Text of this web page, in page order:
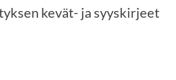
kevät- ja syyskirjeet